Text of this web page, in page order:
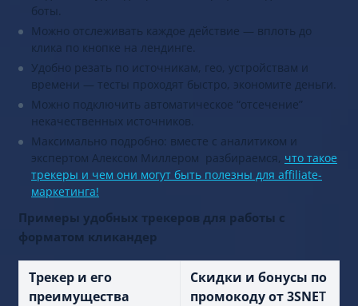
боты.
Можно отслеживать каждое действие — вплоть до
клика по кнопке на лендинге.
Удобно резать по источникам, гео, устройствам и
времени — тесты проходят быстро, экономите деньги.
Можно подключить автоматическое “отсечение”
некачественных источников.
Максимально подробно: вместе с аналитиком и
экспертом Алексом Миллером разбираемся, что такое
трекеры и чем они могут быть полезны для affiliate-
маркетинга!
Примеры удобных трекеров для работы с
форматом кликандер
Трекер и его
преимущества
Скидки и бонусы по
промокоду от 3SNET